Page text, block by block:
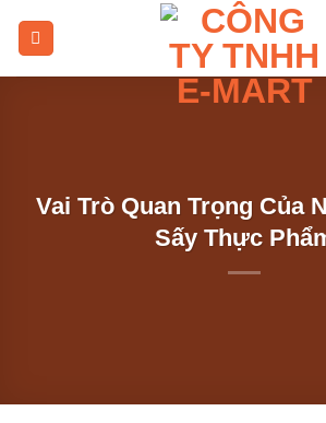
Vai Trò Quan Trọng Của
Sấy Thực